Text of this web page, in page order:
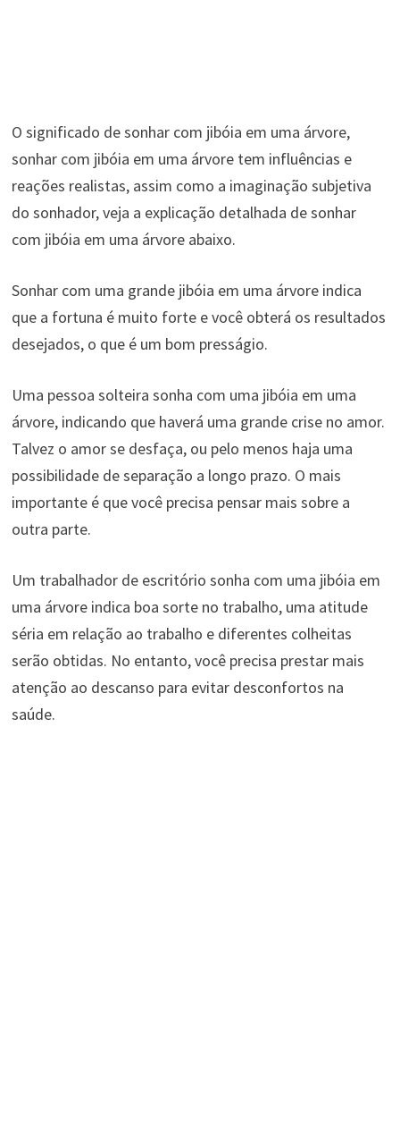
O significado de sonhar com jibóia em uma árvore,
sonhar com jibóia em uma árvore tem influências e
reações realistas, assim como a imaginação subjetiva
do sonhador, veja a explicação detalhada de sonhar
com jibóia em uma árvore abaixo.
Sonhar com uma grande jibóia em uma árvore indica
que a fortuna é muito forte e você obterá os resultados
desejados, o que é um bom presságio.
Uma pessoa solteira sonha com uma jibóia em uma
árvore, indicando que haverá uma grande crise no amor.
Talvez o amor se desfaça, ou pelo menos haja uma
possibilidade de separação a longo prazo. O mais
importante é que você precisa pensar mais sobre a
outra parte.
Um trabalhador de escritório sonha com uma jibóia em
uma árvore indica boa sorte no trabalho, uma atitude
séria em relação ao trabalho e diferentes colheitas
serão obtidas. No entanto, você precisa prestar mais
atenção ao descanso para evitar desconfortos na
saúde.